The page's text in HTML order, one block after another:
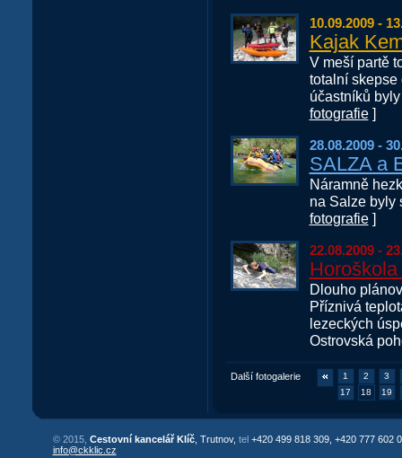
10.09.2009 -
Kajak
V meší partě
totalní skepse
účastníků
fotografie]
28.08.2009 -
SALZA a
Náramně
na Salze byly
fotografie]
22.08.2009 -
Dlouho
Příznivá
lezeckých
Ostrovská
Další fotogalerie 1 2
3
17
18 19
© 2015, Cestovní kancelář Klíč, Trutnov, tel +420 499 818 309, +420 777 602
info@ckklic.cz